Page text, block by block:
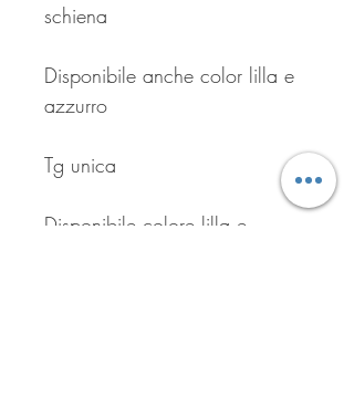
schiena
Disponibile anche color lilla e
azzurro
Tg unica
Disponibile colore lilla e